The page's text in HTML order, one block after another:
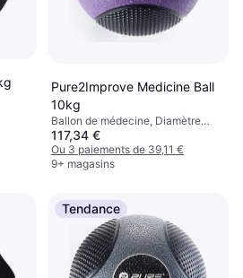
Pure2Improve Medicine Ball
10kg
Ballon de médecine, Diamètre
20cm
117,34 €
Ou 3 paiements de 39,11 €
9+ magasins
Tendance